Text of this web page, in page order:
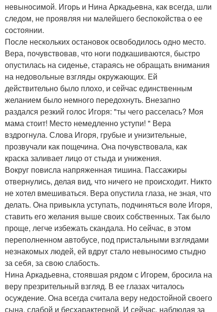
невыносимой. Игорь и Нина Аркадьевна, как всегда, шли
следом, не проявляя ни малейшего беспокойства о ее
состоянии.
После нескольких остановок освободилось одно место.
Вера, почувствовав, что ноги подкашиваются, быстро
опустилась на сиденье, стараясь не обращать внимания
на недовольные взгляды окружающих. Ей
действительно было плохо, и сейчас единственным
желанием было немного передохнуть. Внезапно
раздался резкий голос Игоря: "ты чего расселась? Моя
мама стоит! Место немедленно уступи! " Вера
вздрогнула. Слова Игоря, грубые и унизительные,
прозвучали как пощечина. Она почувствовала, как
краска заливает лицо от стыда и унижения.
Вокруг повисла напряженная тишина. Пассажиры
отвернулись, делая вид, что ничего не происходит. Никто
не хотел вмешиваться. Вера опустила глаза, не зная, что
делать. Она привыкла уступать, подчиняться воле Игоря,
ставить его желания выше своих собственных. Так было
проще, легче избежать скандала. Но сейчас, в этом
переполненном автобусе, под пристальными взглядами
незнакомых людей, ей вдруг стало невыносимо стыдно
за себя, за свою слабость.
Нина Аркадьевна, стоявшая рядом с Игорем, бросила на
веру презрительный взгляд. В ее глазах читалось
осуждение. Она всегда считала веру недостойной своего
сына, слабой и бесхарактерной. И сейчас, наблюдая за